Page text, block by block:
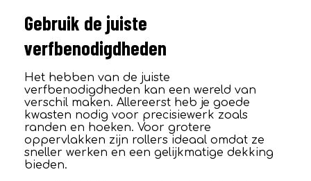
Gebruik de juiste
verfbenodigdheden
Het hebben van de juiste
verfbenodigdheden kan een wereld van
verschil maken. Allereerst heb je goede
kwasten nodig voor precisiewerk zoals
randen en hoeken. Voor grotere
oppervlakken zijn rollers ideaal omdat ze
sneller werken en een gelijkmatige dekking
bieden.